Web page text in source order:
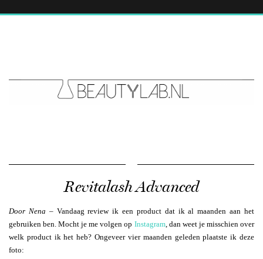
Revitalash Advanced
Door Nena – Vandaag review ik een product dat ik al maanden aan het
gebruiken ben. Mocht je me volgen op Instagram, dan weet je misschien over
welk product ik het heb? Ongeveer vier maanden geleden plaatste ik deze
foto: